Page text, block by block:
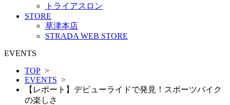
トライアスロン
STORE
草津本店
STRADA WEB STORE
EVENTS
TOP >
EVENTS >
【レポート】デビューライドで発見！スポーツバイク
の楽しさ